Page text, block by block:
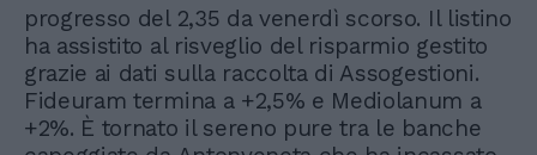
progresso del 2,35 da venerdì scorso. Il listino
ha assistito al risveglio del risparmio gestito
grazie ai dati sulla raccolta di Assogestioni.
Fideuram termina a +2,5% e Mediolanum a
+2%. È tornato il sereno pure tra le banche